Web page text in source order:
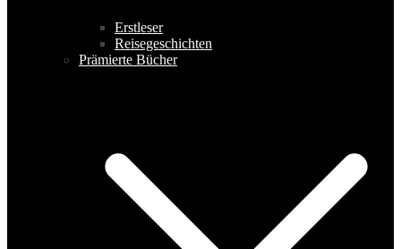
Erstleser
Reisegeschichten
Prämierte Bücher